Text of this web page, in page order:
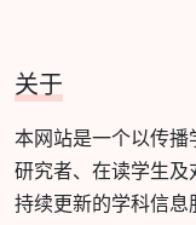
关于
本网站是一个以传播
研究者、在读学生及
持续更新的学科信息